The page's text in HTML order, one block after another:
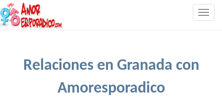
Relaciones en Granada con
Amoresporadico